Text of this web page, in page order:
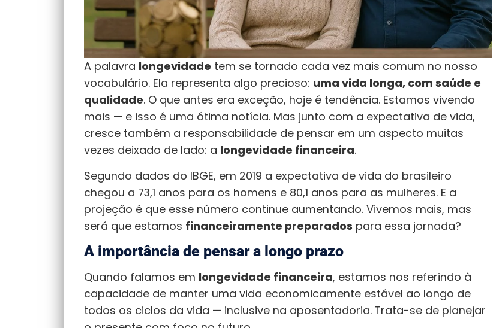
A palavra longevidade tem se tornado cada vez mais comum no nosso
vocabulário. Ela representa algo precioso: uma vida longa, com saúde e
qualidade. O que antes era exceção, hoje é tendência. Estamos vivendo
mais — e isso é uma ótima notícia. Mas junto com a expectativa de vida,
cresce também a responsabilidade de pensar em um aspecto muitas
vezes deixado de lado: a longevidade financeira.
Segundo dados do IBGE, em 2019 a expectativa de vida do brasileiro
chegou a 73,1 anos para os homens e 80,1 anos para as mulheres. E a
projeção é que esse número continue aumentando. Vivemos mais, mas
será que estamos financeiramente preparados para essa jornada?
A importância de pensar a longo prazo
Quando falamos em longevidade financeira, estamos nos referindo à
capacidade de manter uma vida economicamente estável ao longo de
todos os ciclos da vida — inclusive na aposentadoria. Trata-se de planejar